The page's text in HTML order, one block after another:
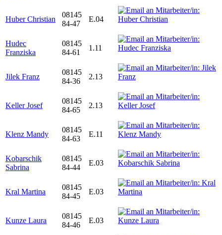
Huber Christian
08145
84-47
E.04
Hudec
Franziska
08145
84-61
1.11
Jilek Franz
08145
84-36
2.13
Keller Josef
08145
84-65
2.13
Klenz Mandy
08145
84-63
E.11
Kobarschik
Sabrina
08145
84-44
E.03
Kral Martina
08145
84-45
E.03
Kunze Laura
08145
84-46
E.03